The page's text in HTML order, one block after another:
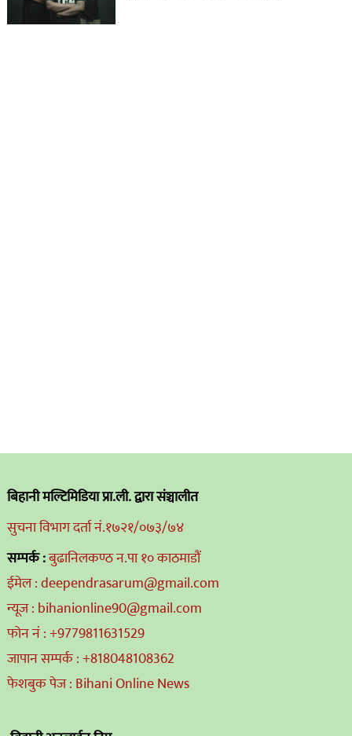
बिहानी मल्टिमिडिया प्रा.ली. द्वारा संञ्चालीत
सुचना विभाग दर्ता नं.१७२१/०७३/७४
सम्पर्क :बुढानिलकण्ठ न.पा १० काठमाडौं
ईमेल : deependrasarum@gmail.com
न्यूज : bihanionline90@gmail.com
फोन नं : +9779811631529
जापान सम्पर्क : +818048108362
फेशबुक पेज : Bihani Online News